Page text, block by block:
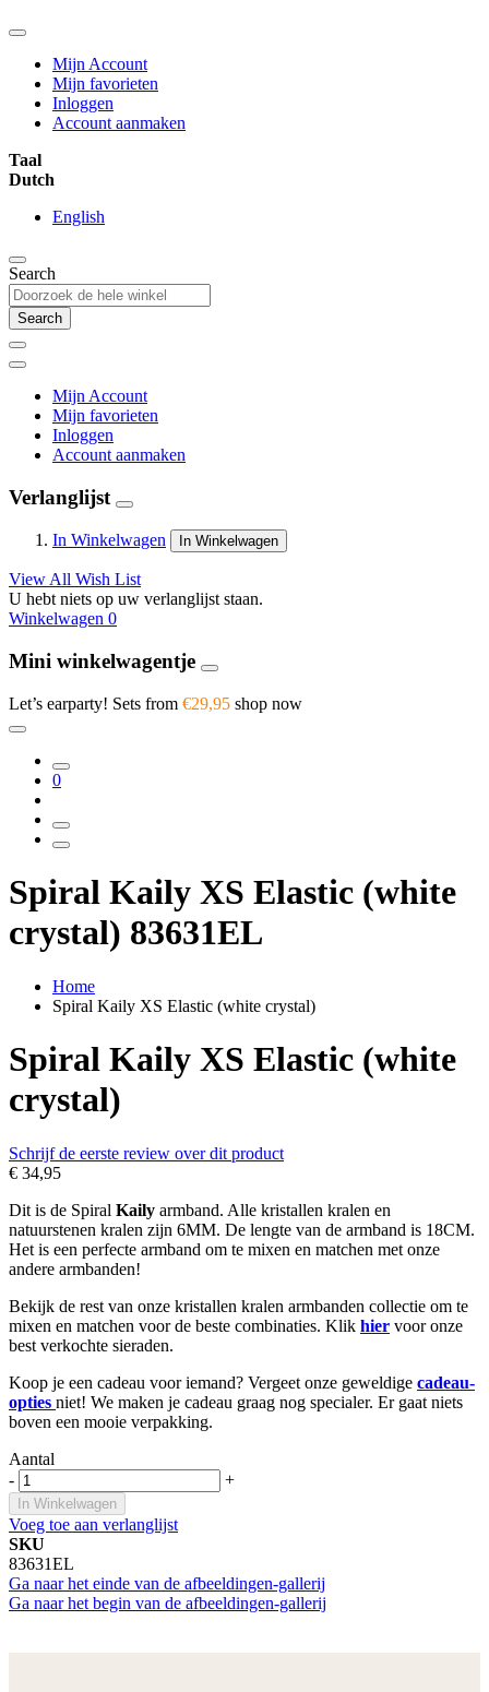
Mijn Account
Mijn favorieten
Inloggen
Account aanmaken
Taal
Dutch
English
Search
Search
Mijn Account
Mijn favorieten
Inloggen
Account aanmaken
Verlanglijst
In Winkelwagen In Winkelwagen
View All Wish List
U hebt niets op uw verlanglijst staan.
Winkelwagen 0
Mini winkelwagentje
Let’s earparty! Sets from €29,95 shop now
0
Spiral Kaily XS Elastic (white
crystal) 83631EL
Home
Spiral Kaily XS Elastic (white crystal)
Spiral Kaily XS Elastic (white
crystal)
Schrijf de eerste review over dit product
€ 34,95
Dit is de Spiral Kaily armband. Alle kristallen kralen en
natuurstenen kralen zijn 6MM. De lengte van de armband is 18CM.
Het is een perfecte armband om te mixen en matchen met onze
andere armbanden!
Bekijk de rest van onze kristallen kralen armbanden collectie om te
mixen en matchen voor de beste combinaties. Klik hier voor onze
best verkochte sieraden.
Koop je een cadeau voor iemand? Vergeet onze geweldige cadeau-
opties niet! We maken je cadeau graag nog specialer. Er gaat niets
boven een mooie verpakking.
Aantal
-
+
In Winkelwagen
Voeg toe aan verlanglijst
SKU
83631EL
Ga naar het einde van de afbeeldingen-gallerij
Ga naar het begin van de afbeeldingen-gallerij